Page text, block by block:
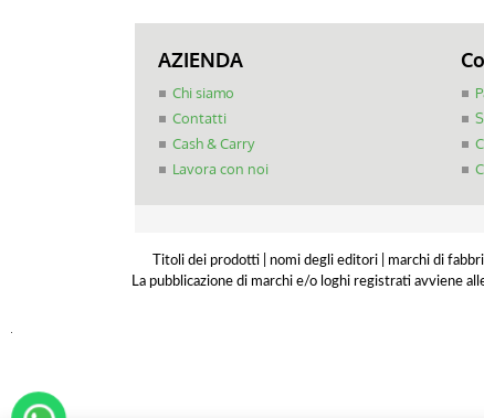
AZIENDA
Chi siamo
Contatti
Cash & Carry
Lavora con noi
Titoli dei prodotti | nomi degli editori | marchi di
La pubblicazione di marchi e/o loghi registrati avviene